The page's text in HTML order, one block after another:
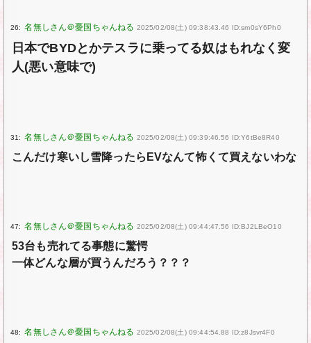
26: 2025/02/08(土) 09:38:43.46 ID:sm0sY6Ph0
日本でBYDとかテスラに乗ってる奴はもれなく変
人(悪い意味で)
31: 2025/02/08(土) 09:39:46.56 ID:Y6tBe8R40
こんだけ寒いし雪降ったらEVなんて怖くて買えないわな
47: 2025/02/08(土) 09:44:47.56 ID:BJ2LBeO10
53台も売れてる事態に驚愕
一体どんな層が買うんだろう？？？
48: 2025/02/08(土) 09:44:54.88 ID:z8Jsvr4F0